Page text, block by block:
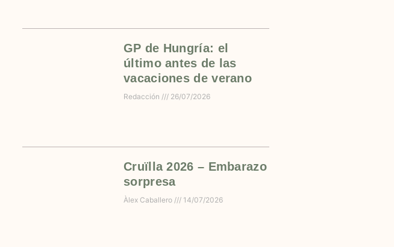
GP de Hungría: el
último antes de las
vacaciones de verano
Redacción 26/07/2026
Cruïlla 2026 – Embarazo
sorpresa
Àlex Caballero 14/07/2026